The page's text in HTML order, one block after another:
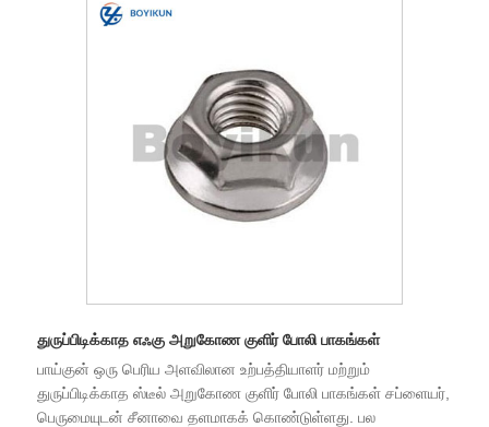
துருப்பிடிக்காத எஃகு அறுகோண குளிர் போலி பாகங்கள்
பாய்குன் ஒரு பெரிய அளவிலான உற்பத்தியாளர் மற்றும்
துருப்பிடிக்காத ஸ்டீல் அறுகோண குளிர் போலி பாகங்கள் சப்ளையர்,
பெருமையுடன் சீனாவை தளமாகக் கொண்டுள்ளது. பல